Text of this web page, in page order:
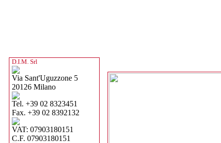
D.I.M. Srl
Via Sant'Uguzzone 5
20126 Milano
Tel. +39 02 8323451
Fax. +39 02 8392132
VAT: 07903180151
C.F. 07903180151